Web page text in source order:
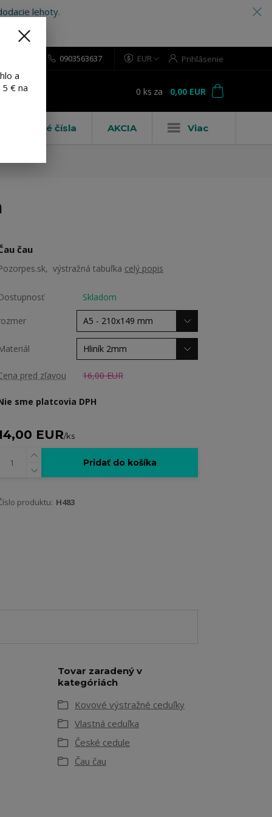
lehoty.
EUR Prihlásenie
0903563637
0 ks za 0,00 EUR
Domové čísla AKCIA Viac
čau
výstražná tabuľka celý popis
Skladom
pred zľavou 16,00 EUR
sme platcovia DPH
EUR/ks
Pridať do košíka
produktu: H483
Tovar zaradený v
kategóriách
Kovové výstražné ceduľky
Vlastná ceduľka
České cedule
Čau čau
a
€ na